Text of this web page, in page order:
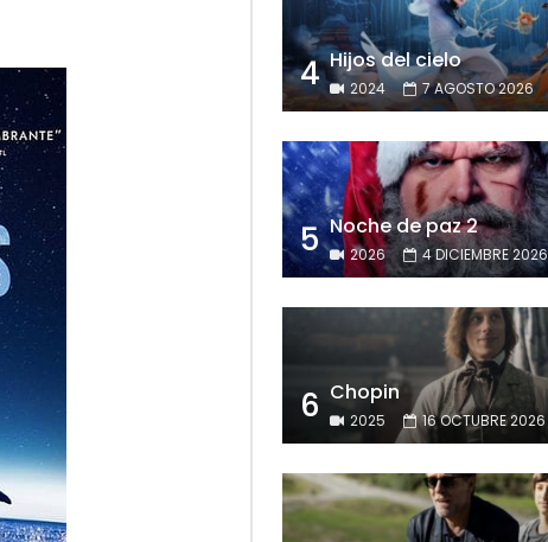
4 Hijos del cielo
2024 7 AGOSTO 2026
5 Noche de paz 2
2026 4 DICIEMBRE 2026
6 Chopin
2025 16 OCTUBRE 2026